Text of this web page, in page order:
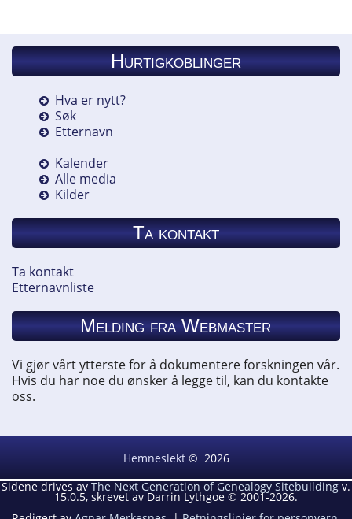
Hurtigkoblinger
Hva er nytt?
Søk
Etternavn
Kalender
Alle media
Kilder
Ta kontakt
Ta kontakt
Etternavnliste
Melding fra Webmaster
Vi gjør vårt ytterste for å dokumentere forskningen vår.
Hvis du har noe du ønsker å legge til, kan du kontakte
oss.
Hemneslekt© 2026
Sidene drives avThe Next Generation of Genealogy Sitebuildingv.
15.0.5, skrevet av Darrin Lythgoe © 2001-2026.